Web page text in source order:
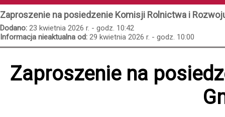
Zaproszenie na posiedzenie Komisji Rolnictwa i
Dodano: 23 kwietnia 2026 r. - godz. 10:42
Informacja nieaktualna od: 29 kwietnia 2026 r. - godz. 10:00
Zaproszenie na